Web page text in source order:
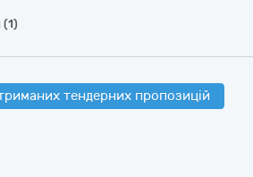
(1)
тендерних пропозицій